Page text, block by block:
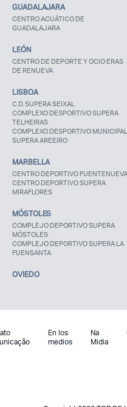
GUADALAJARA
CENTRO ACUÁTICO DE
GUADALAJARA
LEÓN
CENTRO DE DEPORTE Y OCIO ERAS
DE RENUEVA
LISBOA
C.D. SUPERA SEIXAL
COMPLEXO DESPORTIVO SUPERA
TELHEIRAS
COMPLEXO DESPORTIVO MUNICIPAL
SUPERA AREEIRO
MARBELLA
CENTRO DEPORTIVO FUENTENUEVA
CENTRO DEPORTIVO SUPERA
MIRAFLORES
MÓSTOLES
COMPLEJO DEPORTIVO SUPERA
MÓSTOLES
COMPLEJO DEPORTIVO SUPERA LA
FUENSANTA
OVIEDO
En los
medios
Na
Midia